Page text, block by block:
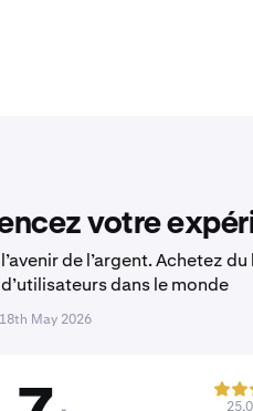
votre
de l’argent. Achetez
dans le monde
18th May 2026